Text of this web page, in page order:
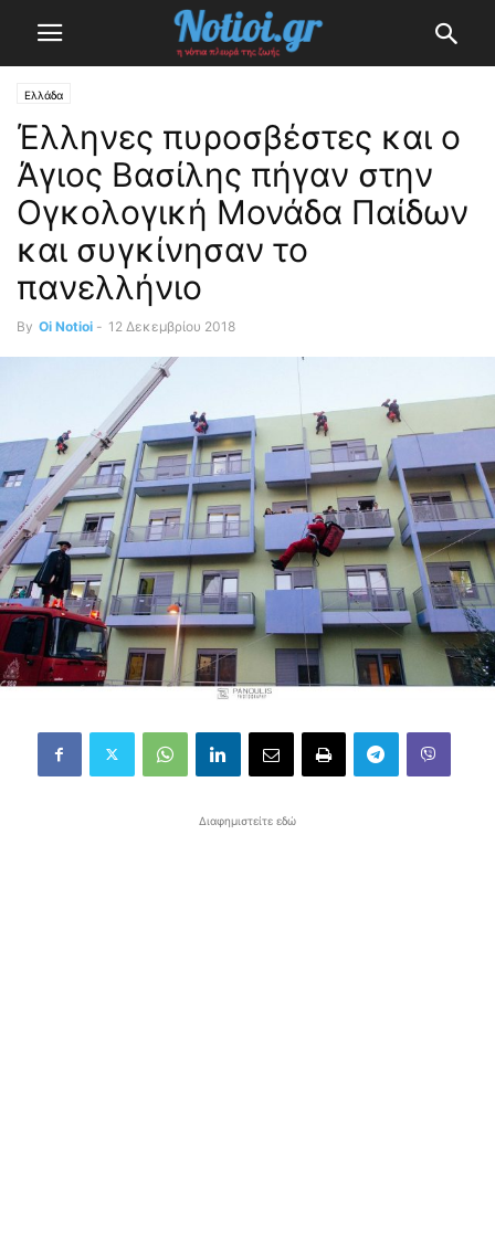
Ελλάδα
Έλληνες πυροσβέστες και ο
Άγιος Βασίλης πήγαν στην
Ογκολογική Μονάδα Παίδων
και συγκίνησαν το
πανελλήνιο
By Oi Notioi - 12 Δεκεμβρίου 2018
Διαφημιστείτε εδώ